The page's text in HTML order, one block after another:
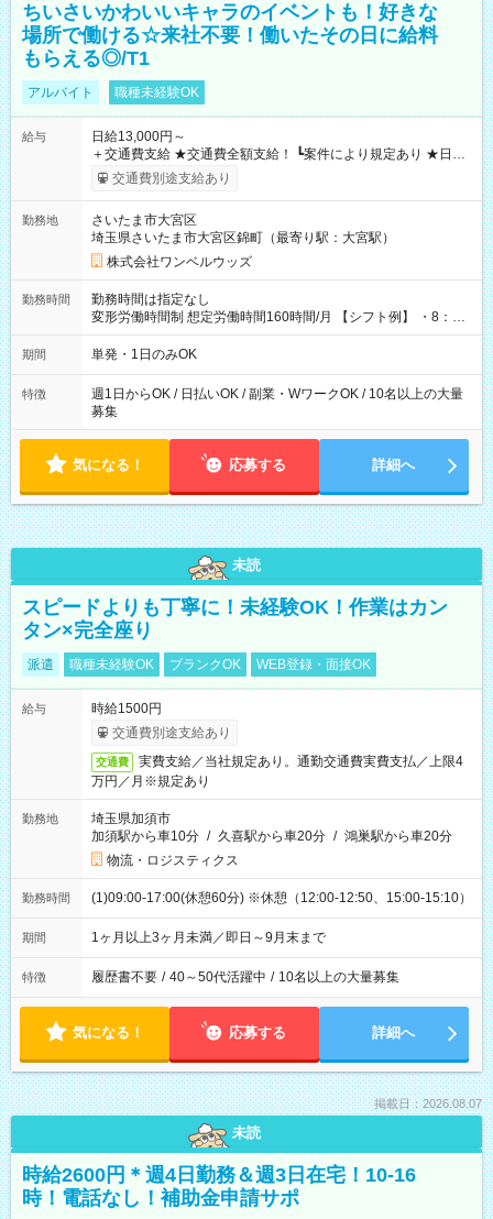
ちいさいかわいいキャラのイベントも！好きな
場所で働ける☆来社不要！働いたその日に給料
もらえる◎/T1
アルバイト 職種未経験OK
給与
日給13,000円～
＋交通費支給 ★交通費全額支給！ ┗案件により規定あり ★日払
いOK！（規定あり） ┗働いたその日に現金GET♪ お仕事後はコ
ンビニATMから 日払い分を引き落とせます！ 【試用期間】試
交通費別途支給あり
勤務地
さいたま市大宮区
埼玉県さいたま市大宮区錦町（最寄り駅：大宮駅）
株式会社ワンベルウッズ
勤務時間
勤務時間は指定なし
変形労働時間制 想定労働時間160時間/月 【シフト例】 ・8：00
～21：00
期間 単発・1日のみOK
特徴
週1日からOK / 日払いOK / 副業・WワークOK / 10名以上の大量
募集
気になる！ 応募する 詳細へ
未読
スピードよりも丁寧に！未経験OK！作業はカン
タン×完全座り
派遣 職種未経験OK ブランクOK WEB登録・面接OK
給与
時給1500円
交通費別途支給あり
交通費
実費支給／当社規定あり。通勤交通費実費支払／上限4
万円／月※規定あり
勤務地
埼玉県加須市
加須駅から車10分 / 久喜駅から車20分 / 鴻巣駅から車20分
物流・ロジスティクス
勤務時間 (1)09:00-17:00(休憩60分) ※休憩（12:00-12:50、15:00-15:10）
期間 1ヶ月以上3ヶ月未満／即日～9月末まで
特徴 履歴書不要 / 40～50代活躍中 / 10名以上の大量募集
気になる！ 応募する 詳細へ
掲載日：2026.08.07
未読
時給2600円＊週4日勤務＆週3日在宅！10-16
時！電話なし！補助金申請サポ